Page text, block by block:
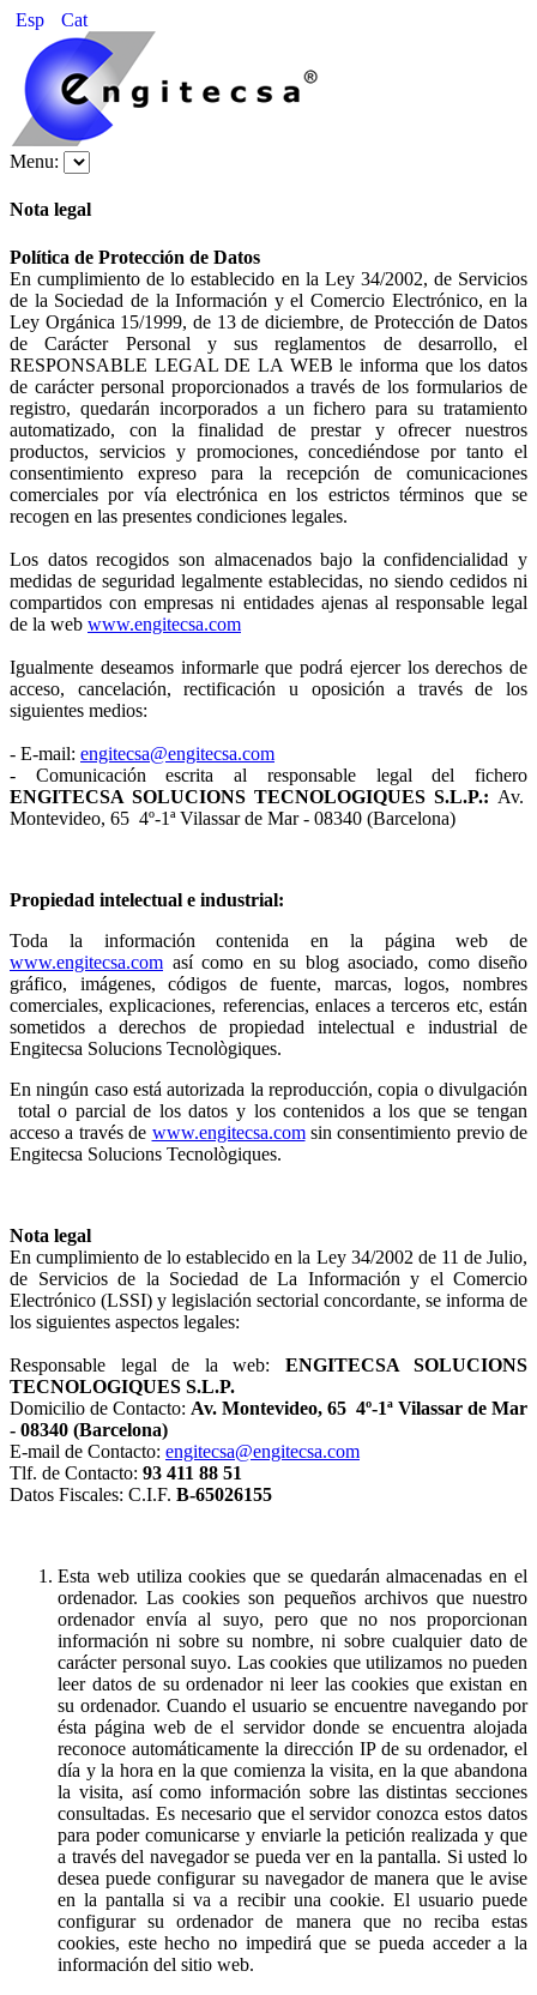
Esp Cat
Menu:
Nota legal
Política de Protección de Datos
En cumplimiento de lo establecido en la Ley 34/2002, de Servicios
de la Sociedad de la Información y el Comercio Electrónico, en la
Ley Orgánica 15/1999, de 13 de diciembre, de Protección de Datos
de Carácter Personal y sus reglamentos de desarrollo, el
RESPONSABLE LEGAL DE LA WEB le informa que los datos
de carácter personal proporcionados a través de los formularios de
registro, quedarán incorporados a un fichero para su tratamiento
automatizado, con la finalidad de prestar y ofrecer nuestros
productos, servicios y promociones, concediéndose por tanto el
consentimiento expreso para la recepción de comunicaciones
comerciales por vía electrónica en los estrictos términos que se
recogen en las presentes condiciones legales.
Los datos recogidos son almacenados bajo la confidencialidad y
medidas de seguridad legalmente establecidas, no siendo cedidos ni
compartidos con empresas ni entidades ajenas al responsable legal
de la web www.engitecsa.com
Igualmente deseamos informarle que podrá ejercer los derechos de
acceso, cancelación, rectificación u oposición a través de los
siguientes medios:
- E-mail: engitecsa@engitecsa.com
- Comunicación escrita al responsable legal del fichero
ENGITECSA SOLUCIONS TECNOLOGIQUES S.L.P.: Av.
Montevideo, 65 4º-1ª Vilassar de Mar - 08340 (Barcelona)
Propiedad intelectual e industrial:
Toda la información contenida en la página web de
www.engitecsa.com así como en su blog asociado, como diseño
gráfico, imágenes, códigos de fuente, marcas, logos, nombres
comerciales, explicaciones, referencias, enlaces a terceros etc, están
sometidos a derechos de propiedad intelectual e industrial de
Engitecsa Solucions Tecnològiques.
En ningún caso está autorizada la reproducción, copia o divulgación
total o parcial de los datos y los contenidos a los que se tengan
acceso a través de www.engitecsa.comsin consentimiento previo de
Engitecsa Solucions Tecnològiques.
Nota legal
En cumplimiento de lo establecido en la Ley 34/2002 de 11 de Julio,
de Servicios de la Sociedad de La Información y el Comercio
Electrónico (LSSI) y legislación sectorial concordante, se informa de
los siguientes aspectos legales:
Responsable legal de la web: ENGITECSA SOLUCIONS
TECNOLOGIQUES S.L.P.
Domicilio de Contacto: Av. Montevideo, 65 4º-1ª Vilassar de Mar
- 08340 (Barcelona)
E-mail de Contacto: engitecsa@engitecsa.com
Tlf. de Contacto: 93 411 88 51
Datos Fiscales: C.I.F. B-65026155
Esta web utiliza cookies que se quedarán almacenadas en el
ordenador. Las cookies son pequeños archivos que nuestro
ordenador envía al suyo, pero que no nos proporcionan
información ni sobre su nombre, ni sobre cualquier dato de
carácter personal suyo. Las cookies que utilizamos no pueden
leer datos de su ordenador ni leer las cookies que existan en
su ordenador. Cuando el usuario se encuentre navegando por
ésta página web de el servidor donde se encuentra alojada
reconoce automáticamente la dirección IP de su ordenador, el
día y la hora en la que comienza la visita, en la que abandona
la visita, así como información sobre las distintas secciones
consultadas. Es necesario que el servidor conozca estos datos
para poder comunicarse y enviarle la petición realizada y que
a través del navegador se pueda ver en la pantalla. Si usted lo
desea puede configurar su navegador de manera que le avise
en la pantalla si va a recibir una cookie. El usuario puede
configurar su ordenador de manera que no reciba estas
cookies, este hecho no impedirá que se pueda acceder a la
información del sitio web.